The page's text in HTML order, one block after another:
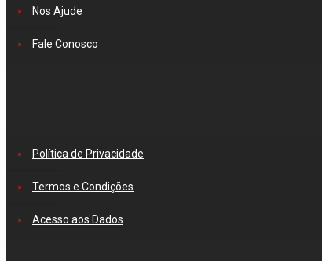
Nos Ajude
Fale Conosco
Política de Privacidade
Termos e Condições
Acesso aos Dados